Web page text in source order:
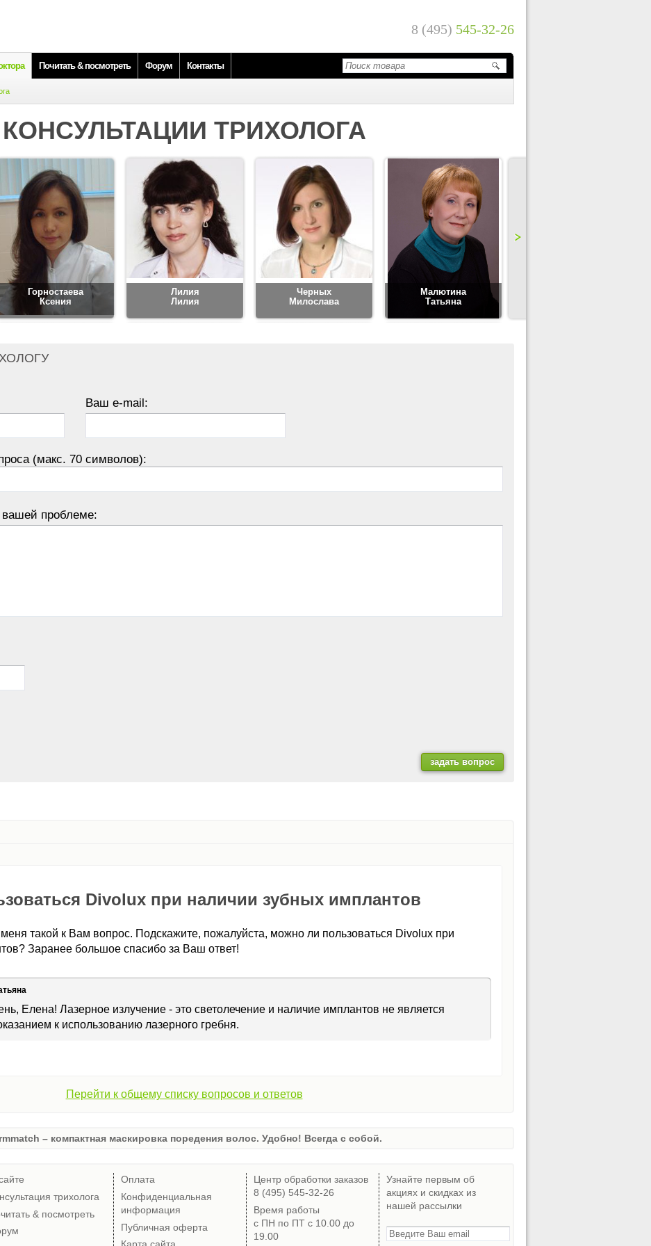
8 (495) 545-32-26
Почитать & посмотреть Форум Контакты
КОНСУЛЬТАЦИИ ТРИХОЛОГА
Горностаева
Ксения
Лилия
Лилия
Черных
Милослава
Малютина
Татьяна
Ваш e-mail:
(макс. 70 символов):
вашей проблеме:
Divolux при наличии зубных имплантов
такой к Вам вопрос. Подскажите, пожалуйста, можно ли пользоваться Divolux при
Заранее большое спасибо за Ваш ответ!
Елена! Лазерное излучение - это светолечение и наличие имплантов не является
к использованию лазерного гребня.
Перейти к общему списку вопросов и ответов
– компактная маскировка поредения волос. Удобно! Всегда с собой.
трихолога
& посмотреть
Оплата
Конфиденциальная
информация
Публичная оферта
Центр обработки заказов
8 (495) 545-32-26
Время работы
с ПН по ПТ с 10.00 до
19.00
Узнайте первым об
акциях и скидках из
нашей рассылки